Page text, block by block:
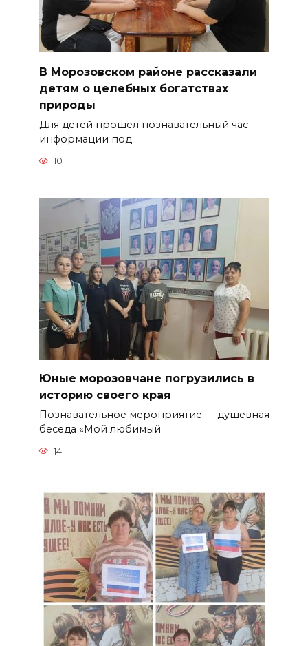
В Морозовском районе рассказали
детям о целебных богатствах
природы
Для детей прошел познавательный час
информации под
10
Юные морозовчане погрузились в
историю своего края
Познавательное мероприятие — душевная
беседа «Мой любимый
14